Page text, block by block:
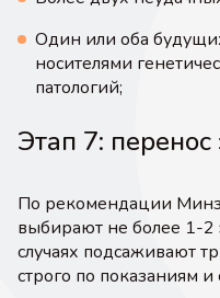
Один или оба
носителями
патологий;
Этап 7:
По рекомендации
выбирают не более 1-
случаях подсаживают
строго по показаниям